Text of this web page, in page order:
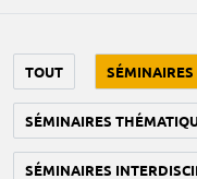
TOUT
SÉMINAIRES
SÉMINAIRES